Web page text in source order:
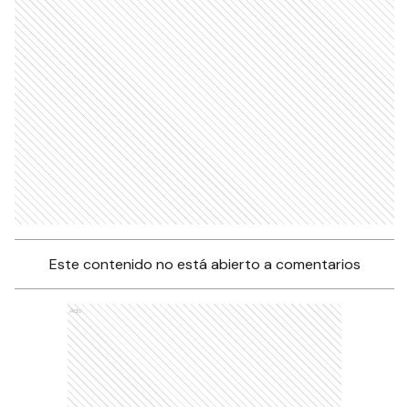
Este contenido no está abierto a comentarios
Ads